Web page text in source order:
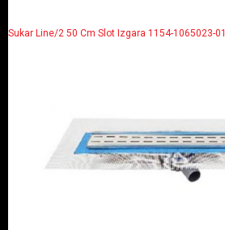
Sukar Line/2 50 Cm Slot Izgara 1154-1065023-01